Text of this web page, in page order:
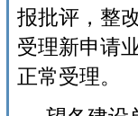
报批评，整
受理新申请
正常受理。